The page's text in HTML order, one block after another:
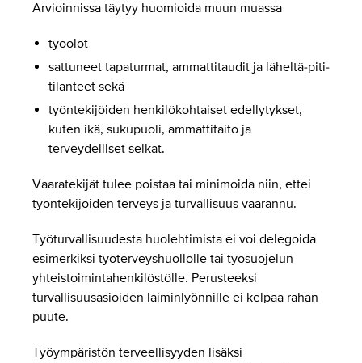
Arvioinnissa täytyy huomioida muun muassa
työolot
sattuneet tapaturmat, ammattitaudit ja läheltä-piti-
tilanteet sekä
työntekijöiden henkilökohtaiset edellytykset,
kuten ikä, sukupuoli, ammattitaito ja
terveydelliset seikat.
Vaaratekijät tulee poistaa tai minimoida niin, ettei
työntekijöiden terveys ja turvallisuus vaarannu.
Työturvallisuudesta huolehtimista ei voi delegoida
esimerkiksi työterveyshuollolle tai työsuojelun
yhteistoimintahenkilöstölle. Perusteeksi
turvallisuusasioiden laiminlyönnille ei kelpaa rahan
puute.
Työympäristön terveellisyyden lisäksi